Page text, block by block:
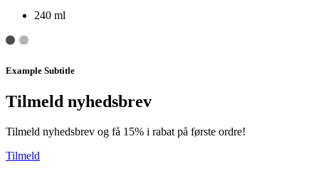
240 ml
Example Subtitle
Tilmeld nyhedsbrev
Tilmeld nyhedsbrev og få 15% i rabat på første ordre!
Tilmeld